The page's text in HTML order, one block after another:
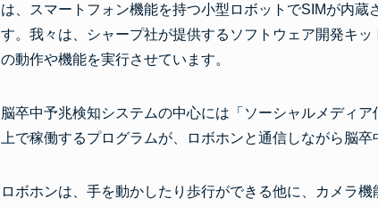
は、スマートフォン機能を持つ小型ロボットでSIMが内
す。我々は、シャープ社が提供するソフトウェア開発キ
の動作や機能を実行させています。
脳卒中予兆検知システムの中心には「ソーシャルメディ
上で稼働するプログラムが、ロボホンと通信しながら脳卒
ロボホンは、手を動かしたり歩行ができる他に、カメラ